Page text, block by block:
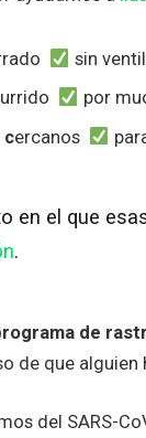
sin
por
cercanos
en el que
.
de
de que
del SARS-